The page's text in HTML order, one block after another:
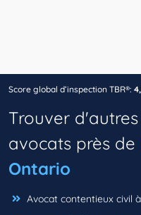
Score global d’inspection TBR®:
Trouver
avocats près de
Ontario
Avocat contentieux civil